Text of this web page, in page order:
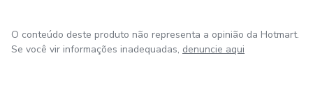
O conteúdo deste produto não representa a opinião da Hotmart.
Se você vir informações inadequadas, denuncie aqui